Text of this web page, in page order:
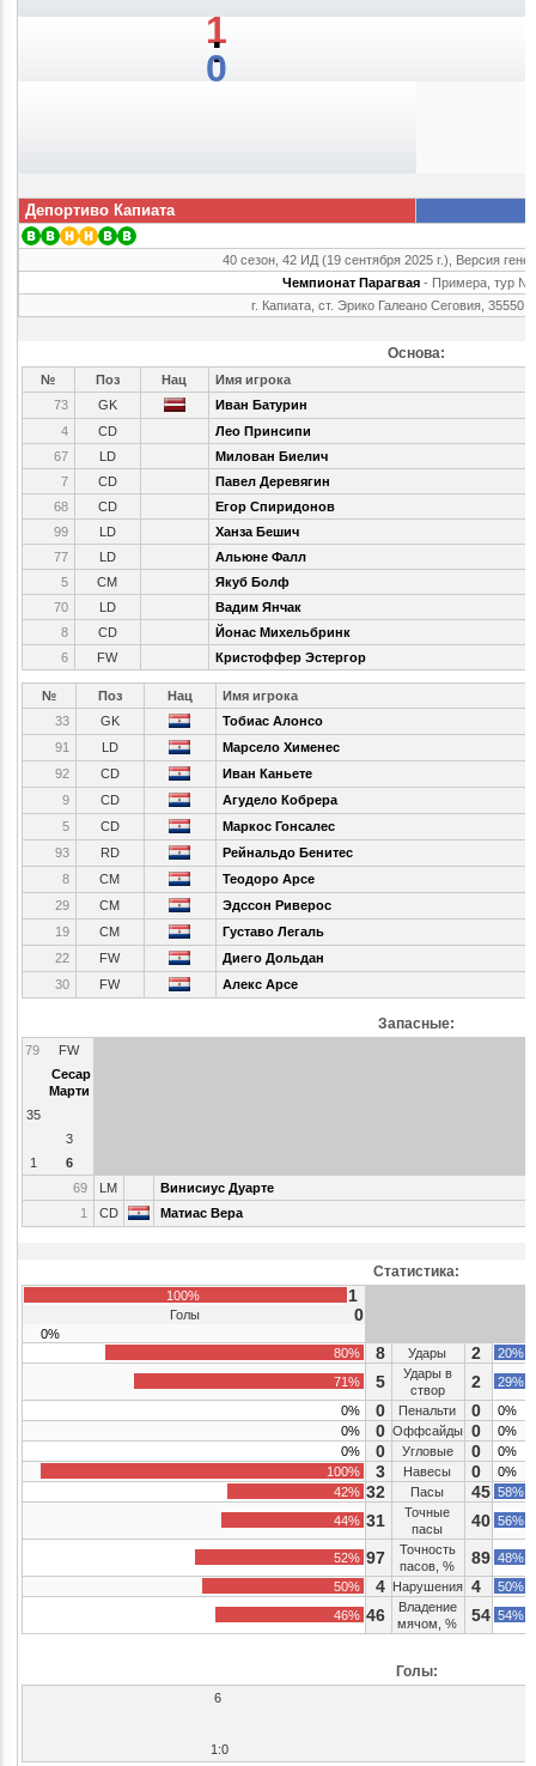
1
:
0
Депортиво Капиата
40 сезон, 42 ИД (19 сентября 2025 г.), Версия
Чемпионат Парагвая - Примера, тур №
г. Капиата, ст. Эрико Галеано Сеговия, 35550
Основа:
№ Поз Нац
Имя игрока
73
GK
Иван Батурин
4
CD
Лео Принсипи
67
LD
Милован Биелич
7
CD
Павел Деревягин
68
CD
Егор Спиридонов
99
LD
Ханза Бешич
77
LD
Альюне Фалл
5
CM
Якуб Болф
70
LD
Вадим Янчак
8
CD
Йонас Михельбринк
6
FW Кристоффер Эстергор
№ Поз Нац
Имя игрока
33
GK
Тобиас Алонсо
91
LD
Марсело Хименес
92
CD
Иван Каньете
9
CD
Агудело Кобрера
5
CD
Маркос Гонсалес
93
RD
Рейнальдо Бенитес
8
CM
Теодоро Арсе
29
CM
Эдссон Риверос
19
CM
Густаво Легаль
22
FW
Диего Дольдан
30
FW Алекс Арсе
Запасные:
79
FW
Сесар
Марти
35
3
1
6
69
LM
Винисиус Дуарте
1
CD Матиас Вера
Статистика:
100% 1
Голы 0
0%
80%
8 Удары 2
20%
71%
5
Удары в
створ
2
29%
0%
0 Пенальти 0
0%
0%
0 Оффсайды 0
0%
0%
0 Угловые 0
0%
100%
3 Навесы 0
0%
42% 32 Пасы 45 58%
44% 31
Точные
пасы
40 56%
52% 97
Точность
пасов, %
89 48%
50%
4 Нарушения 4
50%
46% 46
Владение
мячом, %
54 54%
Голы:
6
1:0